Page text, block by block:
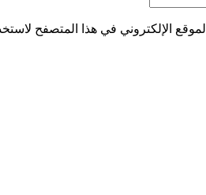
الإلكتروني في هذا المتصفح